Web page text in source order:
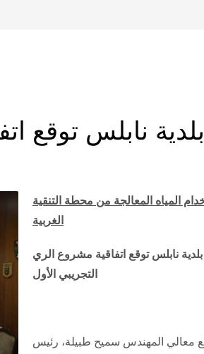
بلدية نابلس توقع
المياه المعالجة من محطة التنقية
الغربية
بلدية نابلس توقع اتفاقية مشروع الري
التجريبي الأول
معالي المهندس سميح طبيلة، رئيس